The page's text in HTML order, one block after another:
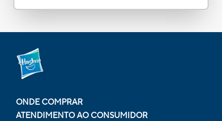
ONDE COMPRAR
ATENDIMENTO AO CONSUMIDOR